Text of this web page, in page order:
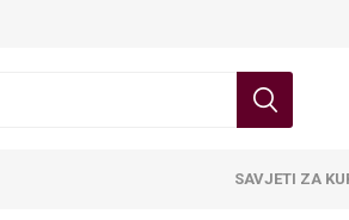
SAVJETI ZA